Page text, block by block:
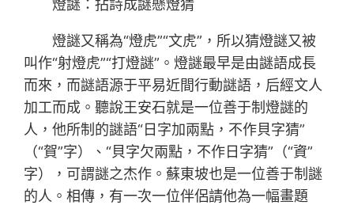
燈謎：拈詩成謎懸燈猜
燈謎又稱為“燈虎”“文虎”，所以猜燈謎又被
叫作“射燈虎”“打燈謎”。燈謎最早是由謎語成長
而來，而謎語源于平易近間行動謎語，后經文人
加工而成。聽說王安石就是一位善于制燈謎的
人，他所制的謎語“日字加兩點，不作貝字猜”
（“賀”字）、“貝字欠兩點，不作日字猜”（“資”
字），可謂謎之杰作。蘇東坡也是一位善于制謎
的人。相傳，有一次一位伴侶請他為一幅畫題